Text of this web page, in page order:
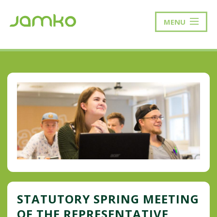
MENU
STATUTORY SPRING MEETING